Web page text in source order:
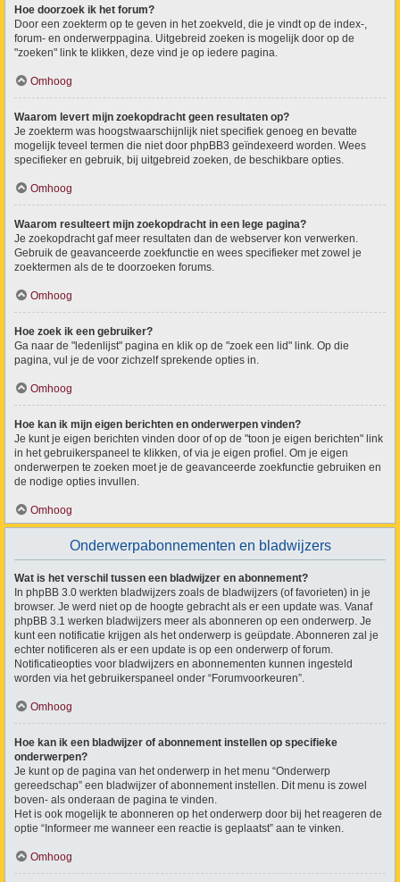
Hoe doorzoek ik het forum?
Door een zoekterm op te geven in het zoekveld, die je vindt op de index-,
forum- en onderwerppagina. Uitgebreid zoeken is mogelijk door op de
"zoeken" link te klikken, deze vind je op iedere pagina.
Omhoog
Waarom levert mijn zoekopdracht geen resultaten op?
Je zoekterm was hoogstwaarschijnlijk niet specifiek genoeg en bevatte
mogelijk teveel termen die niet door phpBB3 geïndexeerd worden. Wees
specifieker en gebruik, bij uitgebreid zoeken, de beschikbare opties.
Omhoog
Waarom resulteert mijn zoekopdracht in een lege pagina?
Je zoekopdracht gaf meer resultaten dan de webserver kon verwerken.
Gebruik de geavanceerde zoekfunctie en wees specifieker met zowel je
zoektermen als de te doorzoeken forums.
Omhoog
Hoe zoek ik een gebruiker?
Ga naar de "ledenlijst" pagina en klik op de "zoek een lid" link. Op die
pagina, vul je de voor zichzelf sprekende opties in.
Omhoog
Hoe kan ik mijn eigen berichten en onderwerpen vinden?
Je kunt je eigen berichten vinden door of op de "toon je eigen berichten" link
in het gebruikerspaneel te klikken, of via je eigen profiel. Om je eigen
onderwerpen te zoeken moet je de geavanceerde zoekfunctie gebruiken en
de nodige opties invullen.
Omhoog
Onderwerpabonnementen en bladwijzers
Wat is het verschil tussen een bladwijzer en abonnement?
In phpBB 3.0 werkten bladwijzers zoals de bladwijzers (of favorieten) in je
browser. Je werd niet op de hoogte gebracht als er een update was. Vanaf
phpBB 3.1 werken bladwijzers meer als abonneren op een onderwerp. Je
kunt een notificatie krijgen als het onderwerp is geüpdate. Abonneren zal je
echter notificeren als er een update is op een onderwerp of forum.
Notificatieopties voor bladwijzers en abonnementen kunnen ingesteld
worden via het gebruikerspaneel onder “Forumvoorkeuren”.
Omhoog
Hoe kan ik een bladwijzer of abonnement instellen op specifieke
onderwerpen?
Je kunt op de pagina van het onderwerp in het menu “Onderwerp
gereedschap” een bladwijzer of abonnement instellen. Dit menu is zowel
boven- als onderaan de pagina te vinden.
Het is ook mogelijk te abonneren op het onderwerp door bij het reageren de
optie “Informeer me wanneer een reactie is geplaatst” aan te vinken.
Omhoog